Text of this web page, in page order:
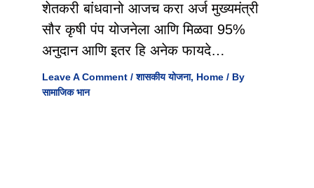
शेतकरी बांधवानो आजच करा अर्ज मुख्यमंत्री
सौर कृषी पंप योजनेला आणि मिळवा 95%
अनुदान आणि इतर हि अनेक फायदे…
Leave A Comment /शासकीय योजना, Home / By
सामाजिक भान